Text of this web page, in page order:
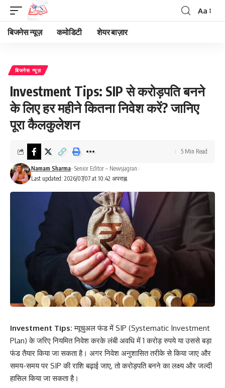
Font
Aa
बिजनेस न्यूज़ कमोडिटी शेयर बाज़ार
बिजनेस न्यूज़
Investment Tips: SIP से करोड़पति बनने
के लिए हर महीने कितना निवेश करें? जानिए
पूरा कैलकुलेशन
Last updated: 2026/07/07 at 10:42 अपराह्न
Namam Sharma- Senior Editor – Newsjagran
5 Min Read
Investment Tips: म्यूचुअल फंड में SIP (Systematic Investment
Plan) के जरिए नियमित निवेश करके लंबी अवधि में 1 करोड़ रुपये या उससे बड़ा
फंड तैयार किया जा सकता है। अगर निवेश अनुशासित तरीके से किया जाए और
समय-समय पर SIP की राशि बढ़ाई जाए, तो करोड़पति बनने का लक्ष्य और जल्दी
हासिल किया जा सकता है।